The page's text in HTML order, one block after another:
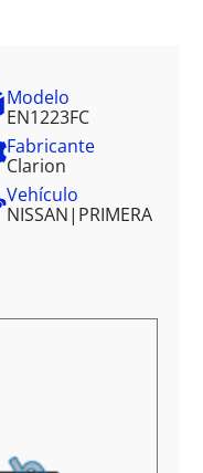
Modelo
EN1223FC
Fabricante
Clarion
Vehículo
NISSAN| PRIMERA